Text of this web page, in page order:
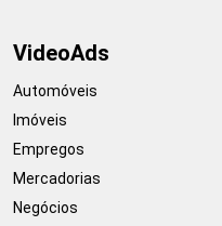
VideoAds
Automóveis
Imóveis
Empregos
Mercadorias
Negócios